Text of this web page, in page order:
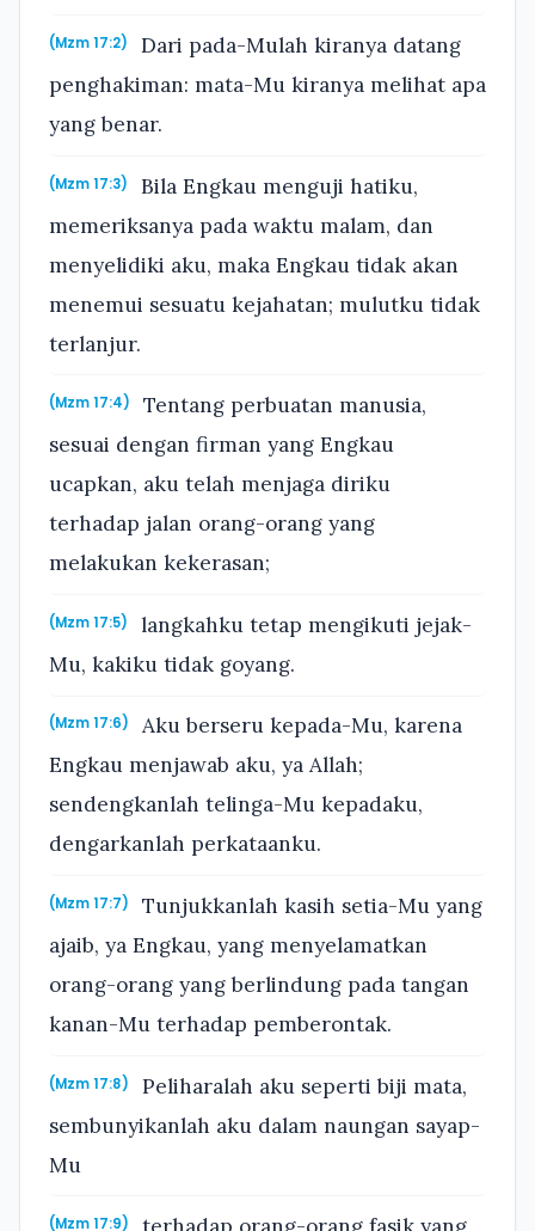
(Mzm 17:2)
Dari pada-Mulah kiranya datang
penghakiman: mata-Mu kiranya melihat apa
yang benar.
(Mzm 17:3)
Bila Engkau menguji hatiku,
memeriksanya pada waktu malam, dan
menyelidiki aku, maka Engkau tidak akan
menemui sesuatu kejahatan; mulutku tidak
terlanjur.
(Mzm 17:4)
Tentang perbuatan manusia,
sesuai dengan firman yang Engkau
ucapkan, aku telah menjaga diriku
terhadap jalan orang-orang yang
melakukan kekerasan;
(Mzm 17:5)
langkahku tetap mengikuti jejak-
Mu, kakiku tidak goyang.
(Mzm 17:6)
Aku berseru kepada-Mu, karena
Engkau menjawab aku, ya Allah;
sendengkanlah telinga-Mu kepadaku,
dengarkanlah perkataanku.
(Mzm 17:7)
Tunjukkanlah kasih setia-Mu yang
ajaib, ya Engkau, yang menyelamatkan
orang-orang yang berlindung pada tangan
kanan-Mu terhadap pemberontak.
(Mzm 17:8)
Peliharalah aku seperti biji mata,
sembunyikanlah aku dalam naungan sayap-
Mu
(Mzm 17:9)